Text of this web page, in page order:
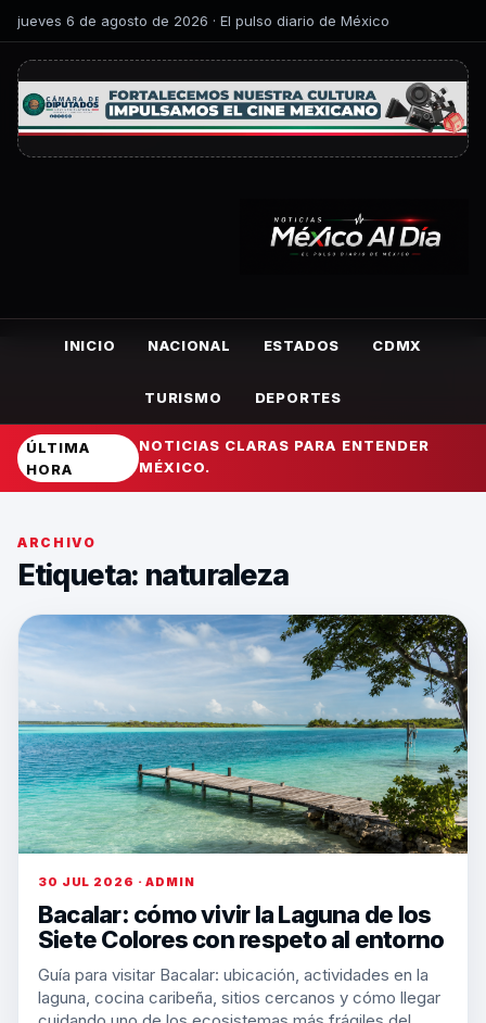
jueves 6 de agosto de 2026 · El pulso diario de México
INICIO NACIONAL ESTADOS CDMX
TURISMO DEPORTES
ÚLTIMA
HORA
NOTICIAS CLARAS PARA ENTENDER
MÉXICO.
ARCHIVO
Etiqueta: naturaleza
30 JUL 2026 · ADMIN
Bacalar: cómo vivir la Laguna de los
Siete Colores con respeto al entorno
Guía para visitar Bacalar: ubicación, actividades en la
laguna, cocina caribeña, sitios cercanos y cómo llegar